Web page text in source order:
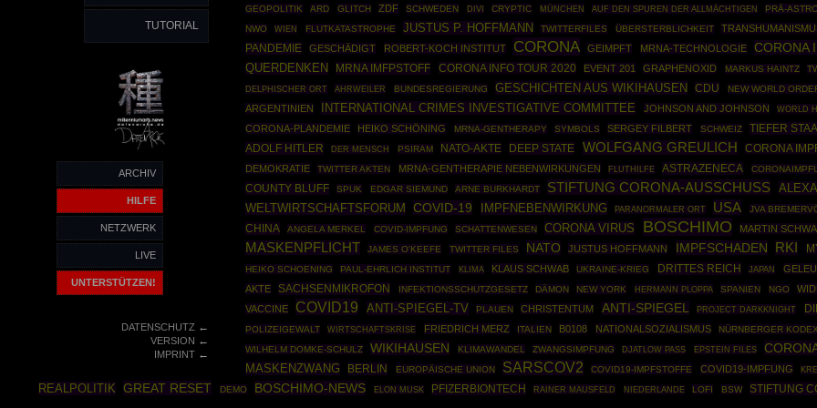
TUTORIAL
ARCHIV
HILFE
NETZWERK
LIVE
UNTERSTÜTZEN!
DATENSCHUTZ←
VERSION ←
IMPRINT←
GEOPOLITIK ARD GLITCH ZDF SCHWEDEN DIVI CRYPTIC MÜNCHEN AUF DEN SPUREN DER ALLMÄCHTIGEN
PRÄ-
NWO
WIEN FLUTKATASTROPHE JUSTUS P. HOFFMANN TWITTERFILES ÜBERSTERBLICHKEIT
PANDEMIE GESCHÄDIGT ROBERT-KOCH INSTITUT CORONA GEIMPFT MRNA-TECHNOLOGIE CORONA
QUERDENKEN MRNA IMFPSTOFF CORONA INFO TOUR 2020 EVENT 201 GRAPHENOXID MARKUS HAINTZ
DELPHISCHER ORT AHRWEILER BUNDESREGIERUNG GESCHICHTEN AUS WIKIHAUSEN CDU NEW WORLD
ARGENTINIEN INTERNATIONAL CRIMES INVESTIGATIVE COMMITTEE JOHNSON AND JOHNSON WORLD
CORONA-PLANDEMIE HEIKO SCHÖNING MRNA-GENTHERAPY SYMBOLS SERGEY FILBERT SCHWEIZ
TIEFER
ADOLF HITLER
DER MENSCH PSIRAM NATO-AKTE DEEP STATE WOLFGANG GREULICH
CORONA
DEMOKRATIE
TWITTER AKTEN MRNA-GENTHERAPIE NEBENWIRKUNGEN FLUTHILFE ASTRAZENECA
COUNTY BLUFF SPUK EDGAR SIEMUND ARNE BURKHARDT STIFTUNG CORONA-AUSSCHUSS
WELTWIRTSCHAFTSFORUM COVID-19 IMPFNEBENWIRKUNG PARANORMALER ORT USA JVA
CHINA ANGELA MERKEL COVID-IMPFUNG SCHATTENWESEN CORONA VIRUS BOSCHIMO MARTIN
MASKENPFLICHT JAMES O'KEEFE TWITTER FILES NATO JUSTUS HOFFMANN IMPFSCHADEN RKI
HEIKO SCHOENING PAUL-EHRLICH INSTITUT KLIMA KLAUS SCHWAB UKRAINE-KRIEG DRITTES REICH JAPAN
AKTE
SACHSENMIKROFON INFEKTIONSSCHUTZGESETZ DÄMON NEW YORK HERMANN PLOPPA SPANIEN NGO
VACCINE
COVID19 ANTI-SPIEGEL-TV PLAUEN CHRISTENTUM ANTI-SPIEGEL PROJECT DARKKNIGHT
POLIZEIGEWALT WIRTSCHAFTSKRISE FRIEDRICH MERZ ITALIEN B0108 NATIONALSOZIALISMUS
NÜRNBERGER
WILHELM DOMKE-SCHULZ
WIKIHAUSEN KLIMAWANDEL ZWANGSIMPFUNG DJATLOW PASS EPSTEIN FILES
MASKENZWANG BERLIN EUROPÄISCHE UNION SARSCOV2 COVID19-IMPFSTOFFE COVID19-IMPFUNG
REALPOLITIK GREAT RESET DEMO BOSCHIMO-NEWS ELON MUSK PFIZERBIONTECH RAINER MAUSFELD NIEDERLANDE LOFI BSW STIFTUNG